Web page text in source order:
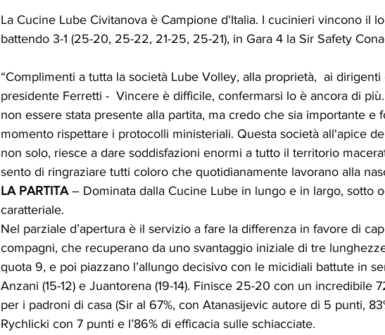
La Cucine Lube Civitanova è Campione d'Italia. I cucinieri vincono il
battendo 3-1 (25-20, 25-22, 21-25, 25-21), in Gara 4 la Sir Safety
“Complimenti a tutta la società Lube Volley, alla proprietà,  ai
presidente Ferretti -  Vincere è difficile, confermarsi lo è ancora di
non essere stata presente alla partita, ma credo che sia importante e
momento rispettare i protocolli ministeriali. Questa società all'apice
non solo, riesce a dare soddisfazioni enormi a tutto il territorio
sento di ringraziare tutti coloro che quotidianamente lavorano alla
LA PARTITA – Dominata dalla Cucine Lube in lungo e in largo, sotto
caratteriale.
Nel parziale d’apertura è il servizio a fare la differenza in favore di
compagni, che recuperano da uno svantaggio iniziale di tre
quota 9, e poi piazzano l’allungo decisivo con le micidiali battute in
Anzani (15-12) e Juantorena (19-14). Finisce 25-20 con un incredibile
per i padroni di casa (Sir al 67%, con Atanasijevic autore di 5 punti,
Rychlicki con 7 punti e l’86% di efficacia sulle schiacciate.